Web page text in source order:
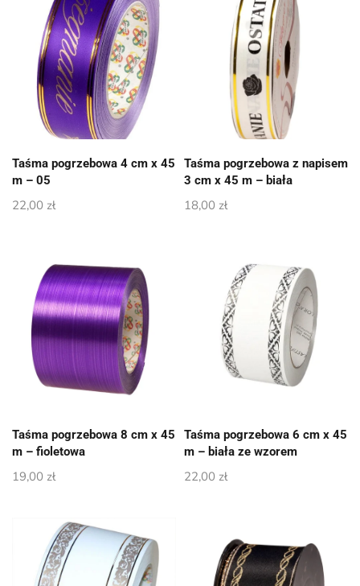
Taśma pogrzebowa 4 cm x 45
m – 05
22,00 zł
Taśma pogrzebowa z napisem
3 cm x 45 m – biała
18,00 zł
Taśma pogrzebowa 8 cm x 45
m – fioletowa
19,00 zł
Taśma pogrzebowa 6 cm x 45
m – biała ze wzorem
22,00 zł